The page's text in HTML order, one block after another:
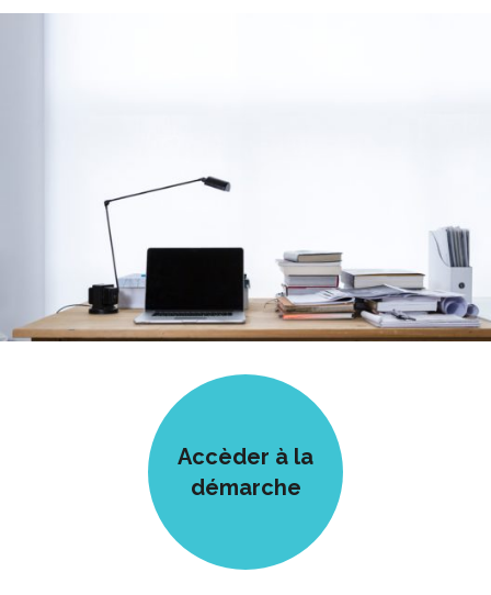
Accèder à la
démarche